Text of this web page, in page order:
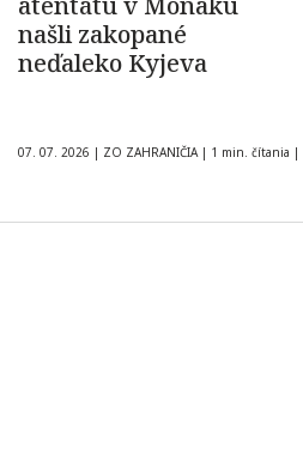
našli zakopané
neďaleko Kyjeva
07. 07. 2026 | ZO ZAHRANIČIA | 1 min. čítania |